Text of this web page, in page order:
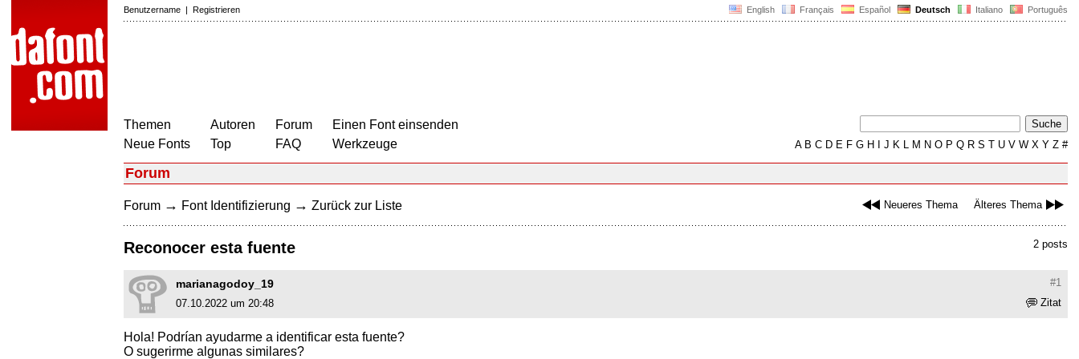
English Français Español Deutsch Italiano Português
Benutzername | Registrieren
Themen
Neue Fonts
Autoren
Top
Forum
FAQ
Einen Font einsenden
Werkzeuge
AB C D E F G H J K L M N O P Q R S T U V W X Y Z #
Forum
Neueres Thema Älteres Thema
Forum → Font Identifizierung → Zurück zur Liste
2 posts
Reconocer esta fuente
#1
marianagodoy_19
Zitat
07.10.2022 um 20:48
Hola! Podrían ayudarme a identificar esta fuente?
O sugerirme algunas similares?